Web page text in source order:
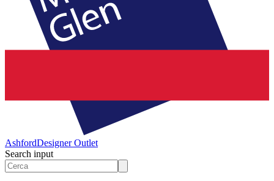
AshfordDesigner Outlet
Search input